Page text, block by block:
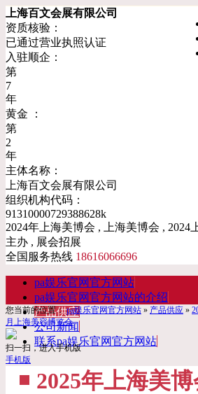
上海百文会展有限公司
资质核验：
已通过营业执照认证
入驻顺企：
第
7
年
黄金 ：
第
2
年
主体名称：
上海百文会展有限公司
组织机构代码：
91310000729388628k
2024年上海美博会 , 上海美博会 , 2024
主办 , 展会招展
全国服务热线 18616066696
pa娱乐官网官方网站
pa娱乐官网官方网站的介绍
产品供应
公司新闻
联系pa娱乐官网官方网站
您当前的位置：pa娱乐官网官方网站 » 产品供应 »
月上海美容博览会
扫一扫，进入手机版
手机版
2025年上海美